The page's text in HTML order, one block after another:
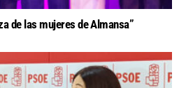
de las mujeres de Almansa”